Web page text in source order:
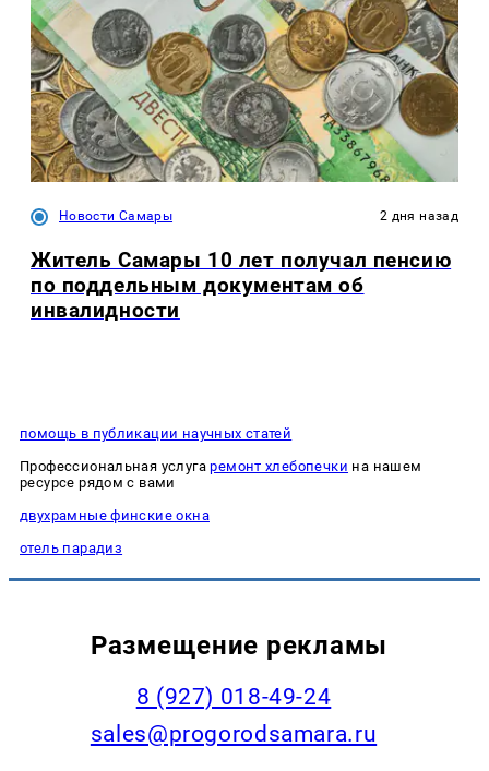
Новости Самары 2 дня назад
Житель Самары 10 лет получал пенсию
по поддельным документам об
инвалидности
помощь в публикации научных статей
Профессиональная услугаремонт хлебопечки на нашем
ресурсе рядом с вами
двухрамные финские окна
отель парадиз
Размещение рекламы
8 (927) 018-49-24
sales@progorodsamara.ru